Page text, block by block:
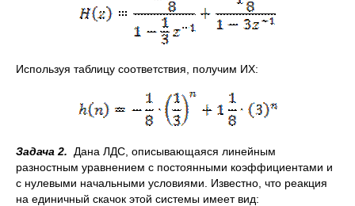
Используя таблицу соответствия, получим ИХ:
Задача 2.
Дана ЛДС, описывающаяся линейным
разностным уравнением с постоянными коэффициентами и
с нулевыми начальными условиями. Известно, что реакция
на единичный скачок этой системы имеет вид: